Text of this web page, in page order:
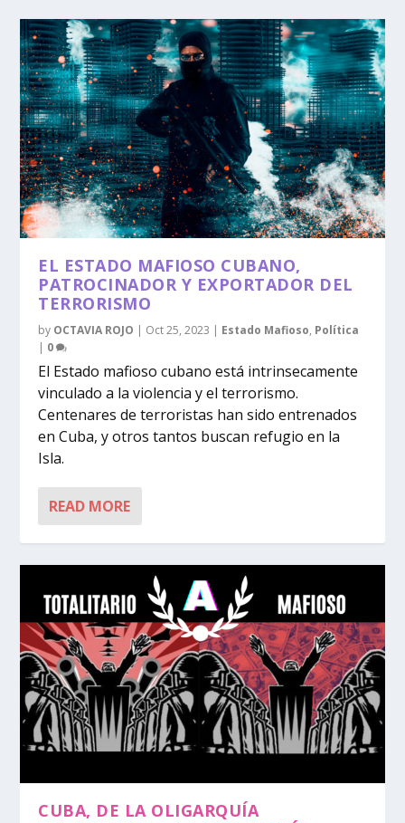
EL ESTADO MAFIOSO CUBANO,
PATROCINADOR Y EXPORTADOR DEL
TERRORISMO
by OCTAVIA ROJO | Oct 25, 2023 | Estado Mafioso, Política
| 0
El Estado mafioso cubano está intrinsecamente
vinculado a la violencia y el terrorismo.
Centenares de terroristas han sido entrenados
en Cuba, y otros tantos buscan refugio en la
Isla.
READ MORE
CUBA, DE LA OLIGARQUÍA